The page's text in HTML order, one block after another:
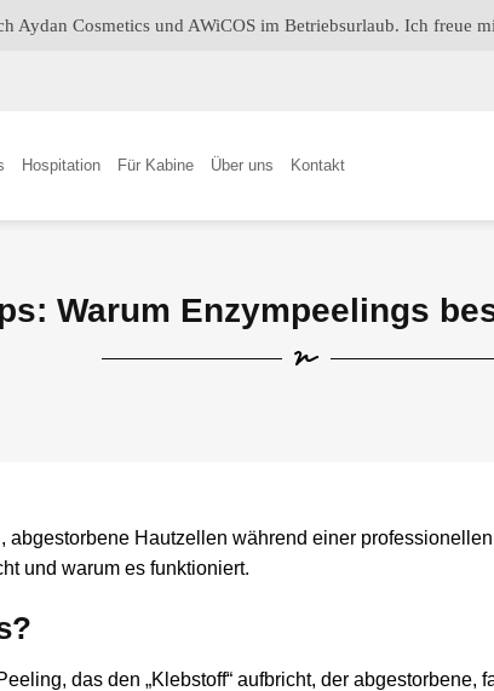
Aydan Cosmetics und AWiCOS im Betriebsurlaub. Ich freue
Hospitation Für Kabine Über uns Kontakt
Warum Enzympeelings
abgestorbene Hautzellen während einer
und warum es funktioniert.
das den „Klebstoff“ aufbricht, der